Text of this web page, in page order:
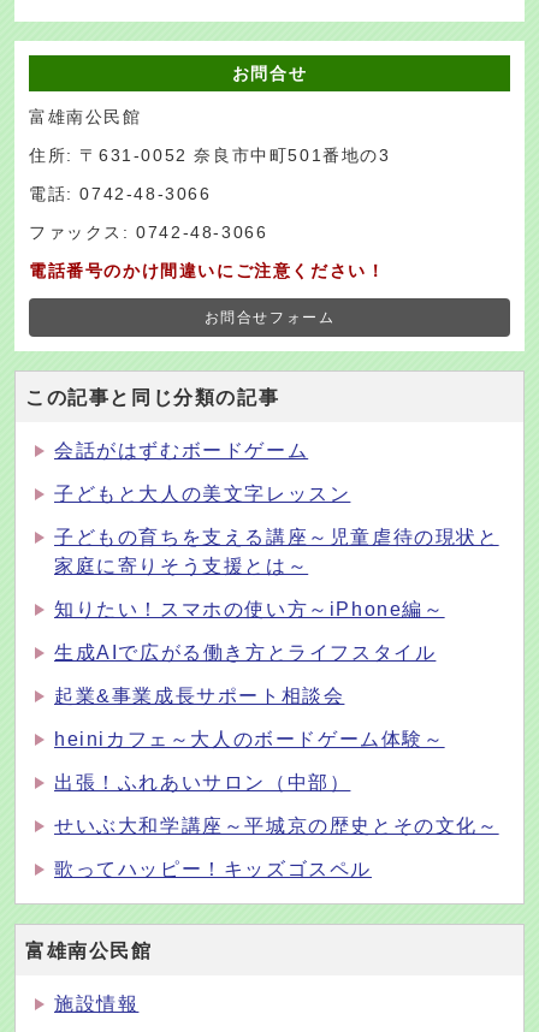
お問合せ
富雄南公民館
住所: 〒631-0052 奈良市中町501番地の3
電話: 0742-48-3066
ファックス: 0742-48-3066
電話番号のかけ間違いにご注意ください！
お問合せフォーム
この記事と同じ分類の記事
会話がはずむボードゲーム
子どもと大人の美文字レッスン
子どもの育ちを支える講座～児童虐待の現状と
家庭に寄りそう支援とは～
知りたい！スマホの使い方～iPhone編～
生成AIで広がる働き方とライフスタイル
起業&事業成長サポート相談会
heiniカフェ～大人のボードゲーム体験～
出張！ふれあいサロン（中部）
せいぶ大和学講座～平城京の歴史とその文化～
歌ってハッピー！キッズゴスペル
富雄南公民館
施設情報